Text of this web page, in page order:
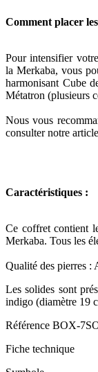
Comment placer
Pour intensifier
la Merkaba, vous
harmonisant Cube
Métatron (plusieurs
Nous vous
consulter notre
Caractéristiques :
Ce coffret contient
Merkaba. Tous les
Qualité des pierres :
Les solides sont
indigo (diamètre 19
Référence BOX-
Fiche technique